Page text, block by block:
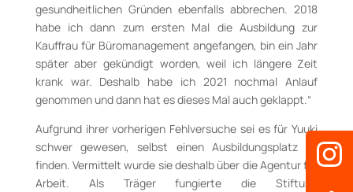
gesundheitlichen Gründen ebenfalls abbrechen. 2018
habe ich dann zum ersten Mal die Ausbildung zur
Kauffrau für Büromanagement angefangen, bin ein Jahr
später aber gekündigt worden, weil ich längere Zeit
krank war. Deshalb habe ich 2021 nochmal Anlauf
genommen und dann hat es dieses Mal auch geklappt.“
Aufgrund ihrer vorherigen Fehlversuche sei es für Yuuki
schwer gewesen, selbst einen Ausbildungsplatz zu
finden. Vermittelt wurde sie deshalb über die Agentur für
Arbeit. Als Träger fungierte die Stiftung